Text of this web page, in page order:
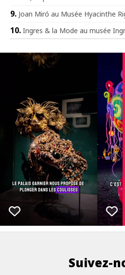
Joan Miró au Musée Hyacinthe
Ingres & la Mode au musée
Suivez-